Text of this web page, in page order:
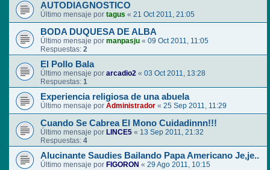
AUTODIAGNOSTICO
Último mensaje por tagus « 21 Oct 2011, 21:05
BODA DUQUESA DE ALBA
Último mensaje por manpasju « 09 Oct 2011, 11:05
Respuestas: 2
El Pollo Bala
Último mensaje por arcadio2 « 03 Oct 2011, 13:28
Respuestas: 1
Experiencia religiosa de una abuela
Último mensaje por Administrador « 25 Sep 2011, 11:29
Cuando Se Cabrea El Mono Cuidadinnn!!!
Último mensaje por LINCE5 « 13 Sep 2011, 21:32
Respuestas: 4
Alucinante Saudies Bailando Papa Americano Je,je..
Último mensaje por FIGORON « 29 Ago 2011, 10:15